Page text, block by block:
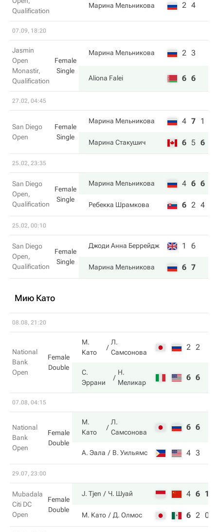
Qualification
Марина Мельникова 2 4
07.09, 18:20
Jasmin
Open
Monastir,
Qualification
Female
Single
Марина Мельникова 2 3
Aliona Falei 6 6
27.02, 04:45
San Diego
Open
Female
Single
Марина Мельникова 4 7 1
Марина Стакушич 6 5 6
25.02, 23:35
San Diego
Open,
Qualification
Female
Single
Марина Мельникова 4 6 6
Ребекка Шрамкова 6 2 4
25.02, 00:10
San Diego
Open,
Qualification
Female
Single
Джоди Анна Беррейдж 1 6
Марина Мельникова 6 7
Мию Като
08.08, 21:20
National
Bank
Open
Female
Double
М.
Като
Л.
Самсонова
2 2
С.
Эррани
Н.
Меликар
6 6
07.08, 04:15
National
Bank
Open
Female
Double
М.
Като
Л.
Самсонова
6 6
А. Эала В. Уильямс 4 3
29.07, 23:00
Mubadala
Citi DC
Open
Female
Double
J. Tjen Ч. Шуай 4 6 10
М. Като Д. Олмос 6 2 0